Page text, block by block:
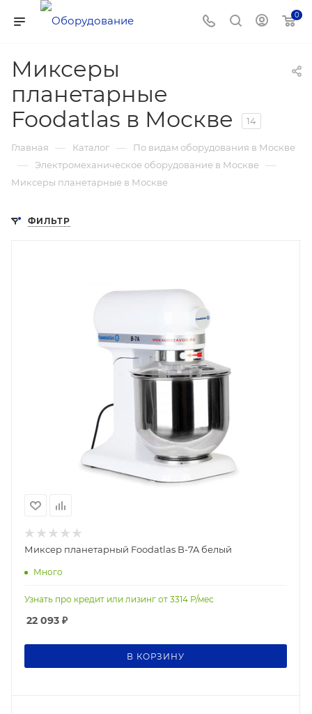
0
Миксеры
планетарные
Foodatlas в Москве
14
Главная — Каталог — По видам оборудования в Москве
— Электромеханическое оборудование в Москве —
Миксеры планетарные в Москве
ФИЛЬТР
Миксер планетарный Foodatlas B-7A белый
Много
Узнать про кредит или лизинг от 3314 Р/мес
22 093 ₽
В КОРЗИНУ